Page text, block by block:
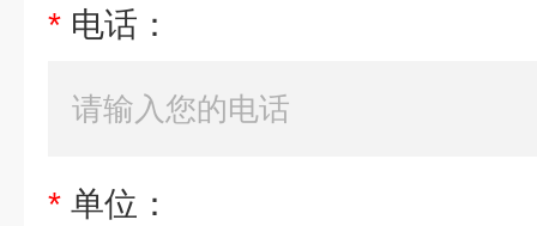
* 电话：
* 单位：